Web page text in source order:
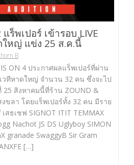
ร็พเปอร์ เข้ารอบ LIVE
ใหญ่ แข่ง 25 ส.ค.นี้
B
IS ON 4 ประกาศผลแร็พเปอร์ที่ผ่าน
วทีหาดใหญ่ จำนวน 32 คน ซึ่งจะไป
สิงหาคมนี้ที่ร้าน ZOUND &
งขลา โดยแร็พเปอร์ทั้ง 32 คน มีราย
สธเชฟ SIGNOT ITIT TEMMAX
Nachot JS DS Uglyboy SIMON
granade SwaggyB Sir Gram
[…]